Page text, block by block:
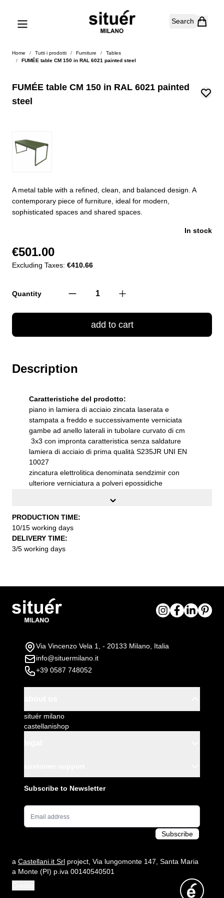
Search
Home / Tutti i prodotti / Furniture /
Tables
/
FUMÉE table CM 150 in RAL 6021 painted steel
FUMÉE table CM 150 in RAL 6021 painted
steel
A metal table with a refined, clean, and balanced design. A
contemporary piece of furniture, ideal for modern,
sophisticated spaces and shared spaces.
In stock
€501.00
Excluding Taxes: €410.66
Quantity
add to cart
Description
Caratteristiche del prodotto:
piano in lamiera di acciaio zincata laserata e
stampata a freddo e successivamente verniciata
gambe ad anello laterali in tubolare curvato di cm
3x3 con impronta caratteristica senza saldature
lamiera di acciaio di prima qualità S235JR UNI EN
10027
zincatura elettrolitica denominata sendzimir con
ulteriore verniciatura a polveri epossidiche
posizionato su piedini regolabili
Dimensioni esterne (LxPxH):
Colore : VERDE PALLIDO RAL 6021
Installazione:
istruzioni di montaggio
PRODUCTION TIME:
10/15 working days
DELIVERY TIME:
3/5 working days
Via Vincenzo Vela 1, - 20133 Milano, Italia
info@situermilano.it
+39 0587 748052
situér milano
castellanishop
Subscribe to Newsletter
Email Address
Subscribe
a Castellani.it Srl project, Via lungomonte 147, Santa Maria
a Monte (PI) p.iva 00140540501